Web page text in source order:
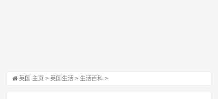
英国 主页 > 英国生活 > 生活百科 >